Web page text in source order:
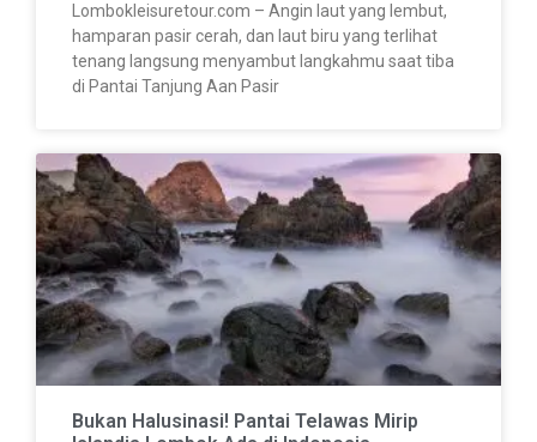
Lombokleisuretour.com – Angin laut yang lembut,
hamparan pasir cerah, dan laut biru yang terlihat
tenang langsung menyambut langkahmu saat tiba
di Pantai Tanjung Aan Pasir
Bukan Halusinasi! Pantai Telawas Mirip